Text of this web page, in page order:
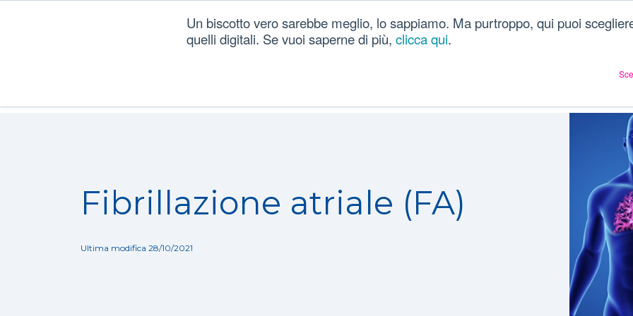
Un biscotto vero sarebbe meglio, lo sappiamo. Ma purtroppo, qui puoi
quelli digitali. Se vuoi saperne di più, clicca qui.
Chi siamo Dizionario Articoli sulla salute
Fibrillazione atriale (FA)
Ultima modifica 28/10/2021